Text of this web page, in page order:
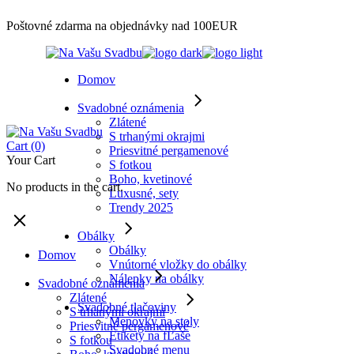
to
Poštovné zdarma na objednávky nad 100EUR
Domov
Svadobné oznámenia
Zlátené
S trhanými okrajmi
Priesvitné pergamenové
S fotkou
Boho, kvetinové
Luxusné, sety
Trendy 2025
Obálky
Obálky
Vnútorné vložky do obálky
Nálepky na obálky
Svadobné tlačoviny
Menovky na stoly
Etikety na fĽaše
Svadobné menu
Cart (0)
Your Cart
No products in the cart.
Domov
Svadobné oznámenia
Zlátené
S trhanými okrajmi
Priesvitné pergamenové
S fotkou